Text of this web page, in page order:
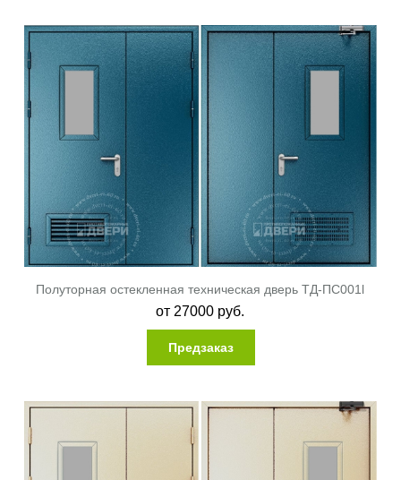
Полуторная остекленная техническая дверь ТД-ПС001l
от 27000 руб.
Предзаказ